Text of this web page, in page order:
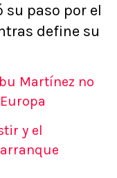
su paso por el
define su
Martínez no
y el